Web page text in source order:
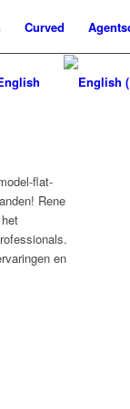
Curved
flat-
Rene
en